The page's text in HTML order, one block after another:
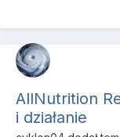
AllNutrition
i działanie